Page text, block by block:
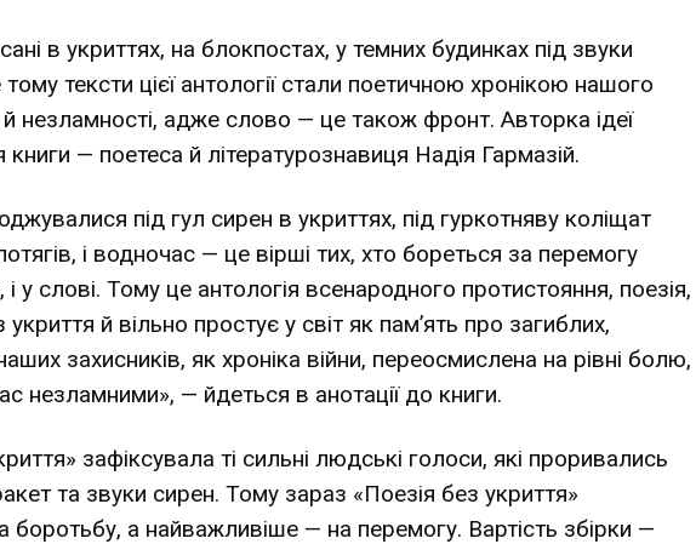
в укриттях, на блокпостах, у темних будинках під звуки
тексти цієї антології стали поетичною хронікою нашого
незламності, адже слово — це також фронт. Авторка ідеї
— поетеса й літературознавиця Надія Гармазій.
під гул сирен в укриттях, під гуркотняву коліщат
і водночас — це вірші тих, хто бореться за перемогу
і у слові. Тому це антологія всенародного протистояння, поезія,
й вільно простує у світ як пам’ять про загиблих,
захисників, як хроніка війни, переосмислена на рівні болю,
незламними», — йдеться в анотації до книги.
зафіксувала ті сильні людські голоси, які проривались
та звуки сирен. Тому зараз «Поезія без укриття»
боротьбу, а найважливіше — на перемогу. Вартість збірки —